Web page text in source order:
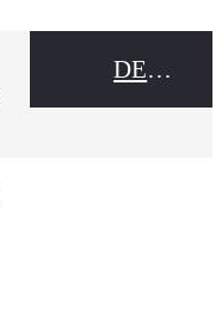
DEALER NAME